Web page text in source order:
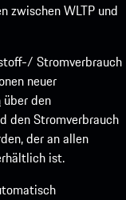
zwischen WLTP und
Stromverbrauch
neuer
über den
den Stromverbrauch
der an allen
ist.